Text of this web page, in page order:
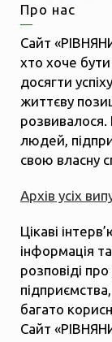
Про нас
Сайт
хто хоче бути
досягти
життєву
розвивалося.
людей,
свою власну
Архів усіх
Цікаві
інформація
розповіді про
багато
Сайт